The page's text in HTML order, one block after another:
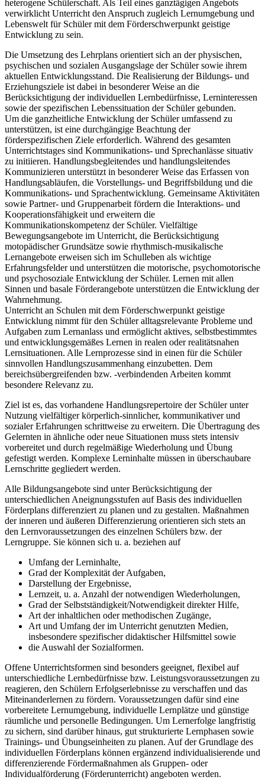
heterogene Schülerschaft. Als Teil eines ganztägigen Angebots
verwirklicht Unterricht den Anspruch zugleich Lernumgebung und
Lebenswelt für Schüler mit dem Förderschwerpunkt geistige
Entwicklung zu sein.
Die Umsetzung des Lehrplans orientiert sich an der physischen,
psychischen und sozialen Ausgangslage der Schüler sowie ihrem
aktuellen Entwicklungsstand. Die Realisierung der Bildungs- und
Erziehungsziele ist dabei in besonderer Weise an die
Berücksichtigung der individuellen Lernbedürfnisse, Lerninteressen
sowie der spezifischen Lebenssituation der Schüler gebunden.
Um die ganzheitliche Entwicklung der Schüler umfassend zu
unterstützen, ist eine durchgängige Beachtung der
förderspezifischen Ziele erforderlich. Während des gesamten
Unterrichtstages sind Kommunikations- und Sprechanlässe situativ
zu initiieren. Handlungsbegleitendes und handlungsleitendes
Kommunizieren unterstützt in besonderer Weise das Erfassen von
Handlungsabläufen, die Vorstellungs- und Begriffsbildung und die
Kommunikations- und Sprachentwicklung. Gemeinsame Aktivitäten
sowie Partner- und Gruppenarbeit fördern die Interaktions- und
Kooperationsfähigkeit und erweitern die
Kommunikationskompetenz der Schüler. Vielfältige
Bewegungsangebote im Unterricht, die Berücksichtigung
motopädischer Grundsätze sowie rhythmisch-musikalische
Lernangebote erweisen sich im Schulleben als wichtige
Erfahrungsfelder und unterstützen die motorische, psychomotorische
und psychosoziale Entwicklung der Schüler. Lernen mit allen
Sinnen und basale Förderangebote unterstützen die Entwicklung der
Wahrnehmung.
Unterricht an Schulen mit dem Förderschwerpunkt geistige
Entwicklung nimmt für den Schüler alltagsrelevante Probleme und
Aufgaben zum Lernanlass und ermöglicht aktives, selbstbestimmtes
und entwicklungsgemäßes Lernen in realen oder realitätsnahen
Lernsituationen. Alle Lernprozesse sind in einen für die Schüler
sinnvollen Handlungszusammenhang einzubetten. Dem
bereichsübergreifenden bzw. -verbindenden Arbeiten kommt
besondere Relevanz zu.
Ziel ist es, das vorhandene Handlungsrepertoire der Schüler unter
Nutzung vielfältiger körperlich-sinnlicher, kommunikativer und
sozialer Erfahrungen schrittweise zu erweitern. Die Übertragung des
Gelernten in ähnliche oder neue Situationen muss stets intensiv
vorbereitet und durch regelmäßige Wiederholung und Übung
gefestigt werden. Komplexe Lerninhalte müssen in überschaubare
Lernschritte gegliedert werden.
Alle Bildungsangebote sind unter Berücksichtigung der
unterschiedlichen Aneignungsstufen auf Basis des individuellen
Förderplans differenziert zu planen und zu gestalten. Maßnahmen
der inneren und äußeren Differenzierung orientieren sich stets an
den Lernvoraussetzungen des einzelnen Schülers bzw. der
Lerngruppe. Sie können sich u. a. beziehen auf
Umfang der Lerninhalte,
Grad der Komplexität der Aufgaben,
Darstellung der Ergebnisse,
Lernzeit, u. a. Anzahl der notwendigen Wiederholungen,
Grad der Selbstständigkeit/Notwendigkeit direkter Hilfe,
Art der inhaltlichen oder methodischen Zugänge,
Art und Umfang der im Unterricht genutzten Medien,
insbesondere spezifischer didaktischer Hilfsmittel sowie
die Auswahl der Sozialformen.
Offene Unterrichtsformen sind besonders geeignet, flexibel auf
unterschiedliche Lernbedürfnisse bzw. Leistungsvoraussetzungen zu
reagieren, den Schülern Erfolgserlebnisse zu verschaffen und das
Miteinanderlernen zu fördern. Voraussetzungen dafür sind eine
vorbereitete Lernumgebung, individuelle Lernplätze und günstige
räumliche und personelle Bedingungen. Um Lernerfolge langfristig
zu sichern, sind darüber hinaus, gut strukturierte Lernphasen sowie
Trainings- und Übungseinheiten zu planen. Auf der Grundlage des
individuellen Förderplans können ergänzend individualisierende und
differenzierende Fördermaßnahmen als Gruppen- oder
Individualförderung (Förderunterricht) angeboten werden.